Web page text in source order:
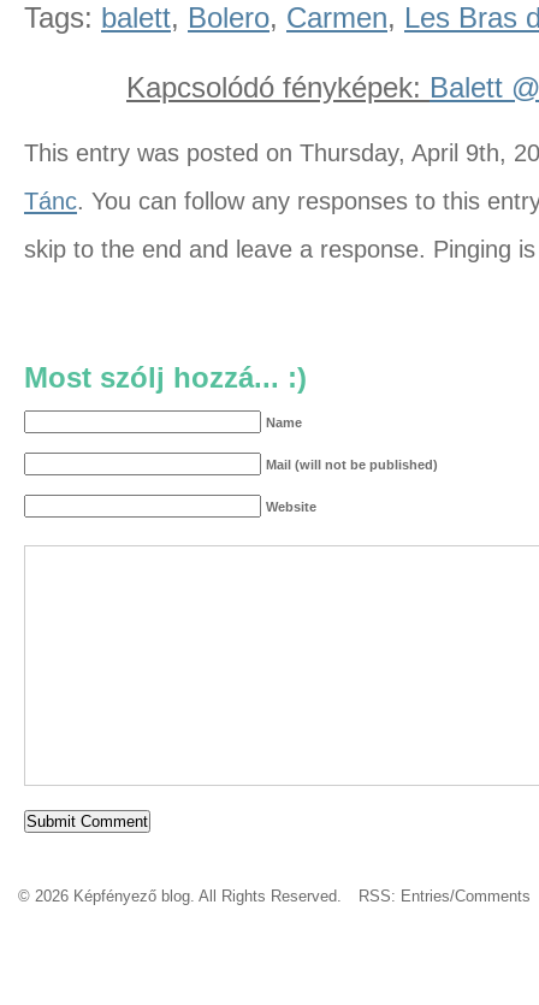
Tags: balett, Bolero, Carmen, Les Bras
Kapcsolódó fényképek: Balett
This entry was posted on Thursday, April 9th,
Tánc. You can follow any responses to this
skip to the end and leave a response. Pinging
Most szólj hozzá... :)
Name
Mail (will not be published)
Website
© 2026 Képfényező blog. All Rights Reserved. RSS: Entries/Comments